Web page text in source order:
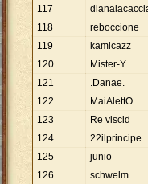
117
118
reboccione
119
kamicazz
120
Mister-Y
121
.Danae.
122
MaiAlettO
123
Re viscid
124
22ilprincipe
125
junio
126
schwelm